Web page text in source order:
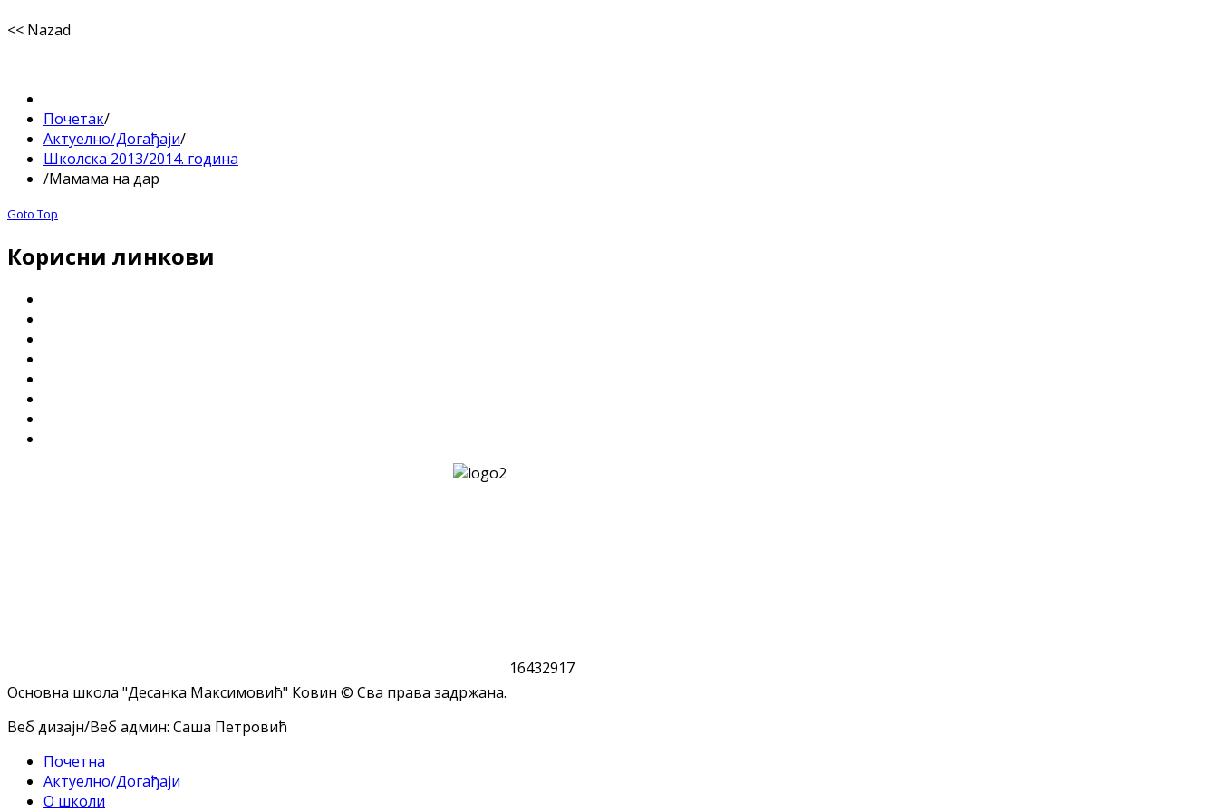
<< Nazad
Почетак/
Актуелно/Догађаји/
Школска 2013/2014. година
/Мамама на дар
Goto Top
Корисни линкови
16432917
Основна школа "Десанка Максимовић" Ковин © Сва права задржана.
Веб дизајн/Веб админ: Саша Петровић
Почетна
Актуелно/Догађаји
О школи